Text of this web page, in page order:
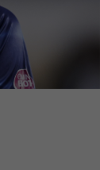
falls der
hat.